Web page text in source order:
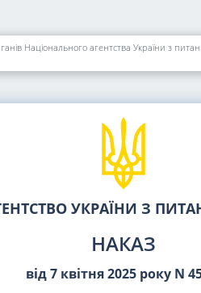
УКРАЇНИ З
НАКАЗ
від 7 квітня 2025 року N